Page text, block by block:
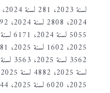
2025، 6020 لسنة 2025، 6044 لسنة 2025، 6020 لسنة 2025